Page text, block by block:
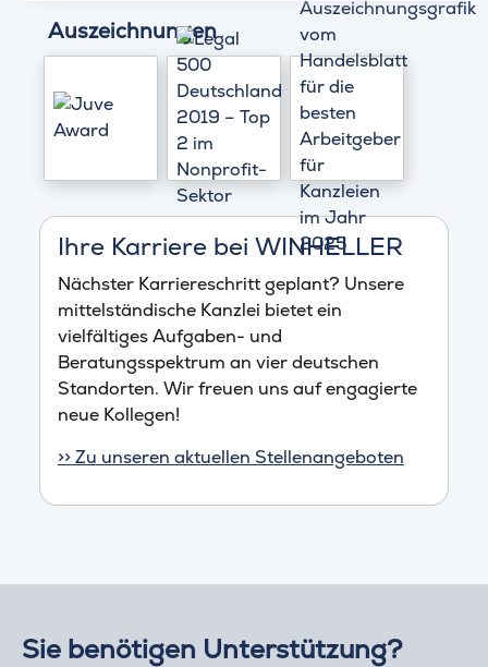
Auszeichnungen
Ihre Karriere bei WINHELLER
Nächster Karriereschritt geplant? Unsere
mittelständische Kanzlei bietet ein
vielfältiges Aufgaben- und
Beratungsspektrum an vier deutschen
Standorten. Wir freuen uns auf engagierte
neue Kollegen!
>> Zu unseren aktuellen Stellenangeboten
Sie benötigen Unterstützung?